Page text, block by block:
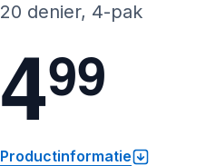
20 denier, 4-pak
499
Productinformatie